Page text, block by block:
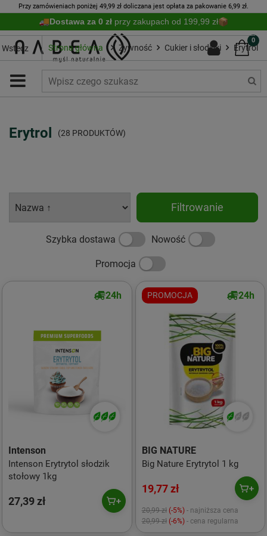
Przy zamówieniach poniżej 49,99 zł doliczana jest opłata za pakowanie 6,99 zł.
Dostawa za 0 zł przy zakupach od 199,99 zł
0
Wstecz Strona główna Żywność Cukier i słodziki Erytrol
Erytrol (28 PRODUKTÓW)
Filtrowanie
Szybka dostawa Nowość
Promocja
24h
Intenson
Intenson Erytrytol słodzik
stołowy 1kg
27,39 zł
PROMOCJA 24h
BIG NATURE
Big Nature Erytrytol 1 kg
19,77 zł
20,99 zł (-5%) - najniższa cena
20,99 zł (-6%) - cena regularna